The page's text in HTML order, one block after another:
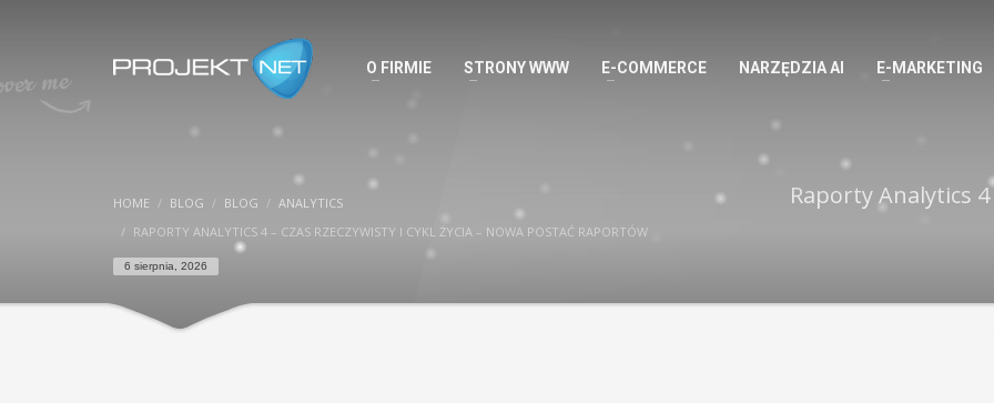
O FIRMIE STRONY WWW E-COMMERCE NARZĘDZIA AI E-MARKETING
HOME BLOG BLOG
ANALYTICS
RAPORTY ANALYTICS 4 – CZAS RZECZYWISTY I CYKL ŻYCIA – NOWA POSTAĆ RAPORTÓW
6 sierpnia, 2026
Raporty Analytics